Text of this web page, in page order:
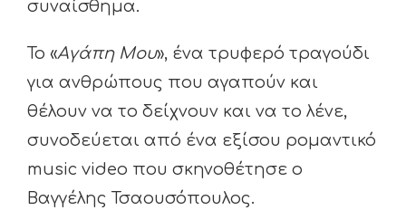
συναίσθημα.
Το «Αγάπη Μου», ένα τρυφερό τραγούδι
για ανθρώπους που αγαπούν και
θέλουν να το δείχνουν και να το λένε,
συνοδεύεται από ένα εξίσου ρομαντικό
music video που σκηνοθέτησε ο
Βαγγέλης Τσαουσόπουλος.